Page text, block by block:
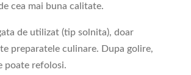
cea mai buna calitate.
de utilizat (tip solnita), doar
preparatele culinare. Dupa golire,
poate refolosi.